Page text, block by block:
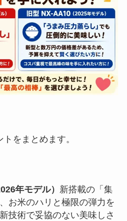
をまとめます。
年モデル） 新搭載の「集
お米のハリと極限の弾力を
技術で妥協のない美味しさ